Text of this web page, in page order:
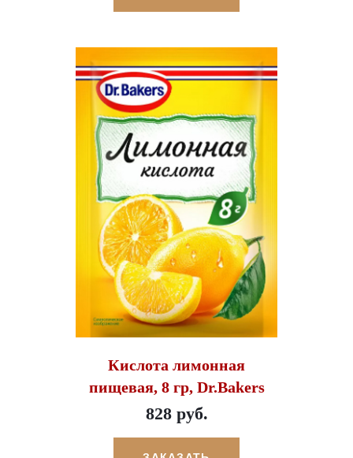
Кислота лимонная
пищевая, 8 гр, Dr.Bakers
828 руб.